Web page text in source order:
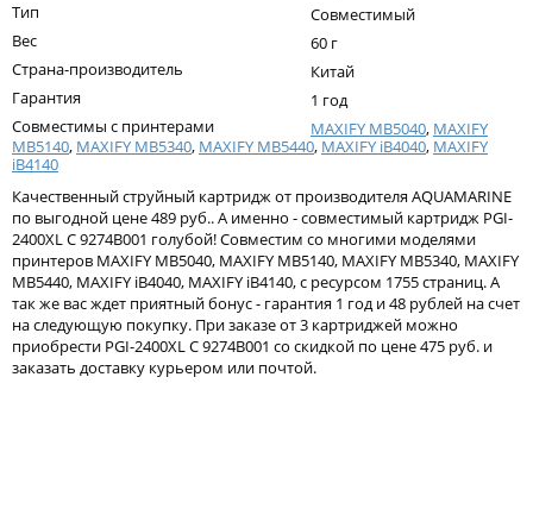
Xerox
Для франкировальной машины
Ленточные картриджи
Тонер и девелопер
Тип
Совместимый
Вес
60 г
Страна-производитель
Китай
Гарантия
1 год
Совместимы с принтерами
MAXIFY MB5040, MAXIFY
MB5140, MAXIFY MB5340, MAXIFY MB5440, MAXIFY iB4040, MAXIFY
iB4140
Качественный струйный картридж от производителя AQUAMARINE
по выгодной цене 489 руб.. А именно - совместимый картридж PGI-
2400XL C 9274B001 голубой! Совместим со многими моделями
принтеров MAXIFY MB5040, MAXIFY MB5140, MAXIFY MB5340, MAXIFY
MB5440, MAXIFY iB4040, MAXIFY iB4140, с ресурсом 1755 страниц. А
так же вас ждет приятный бонус - гарантия 1 год и 48 рублей на счет
на следующую покупку. При заказе от 3 картриджей можно
приобрести PGI-2400XL C 9274B001 со скидкой по цене 475 руб. и
заказать доставку курьером или почтой.